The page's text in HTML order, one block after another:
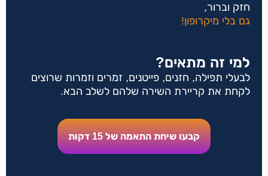
חזק וברור,
גם בלי מיקרופון!
למי זה מתאים?
לבעלי תפילה, חזנים, פייטנים, זמרים וזמרות שרוצים
לקחת את קריירת השירה שלהם לשלב הבא.
קבעו שיחת התאמה של 15 דקות